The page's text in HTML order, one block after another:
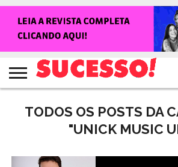
NOTÍCIAS
SHOWS
ENTREVISTAS
CLIQUES
RANKING
CROWLEY
TV
SUCESSO!
REVISTA
SUCESSO!
TODOS OS POSTS DA
"UNICK MUSIC